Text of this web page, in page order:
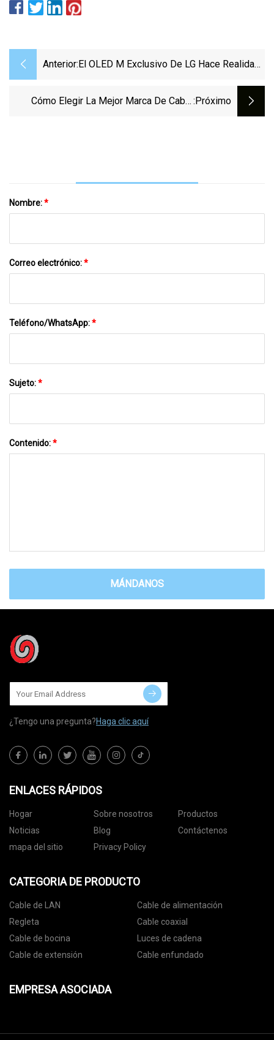
Anterior: El OLED M Exclusivo De LG Hace Realidad
Cómo Elegir La Mejor Marca De Cable :próximo
Nombre:*
Correo electrónico:*
Teléfono/WhatsApp:*
Sujeto:*
Contenido:*
MÁNDANOS
¿Tengo una pregunta?Haga clic aquí
ENLACES RÁPIDOS
Hogar Sobre nosotros
Productos
Noticias
Blog
Contáctenos
mapa del sitio
Privacy Policy
CATEGORIA DE PRODUCTO
Cable de LAN
Cable de alimentación
Regleta
Cable coaxial
Cable de bocina
Luces de cadena
Cable de extensión
Cable enfundado
EMPRESA ASOCIADA